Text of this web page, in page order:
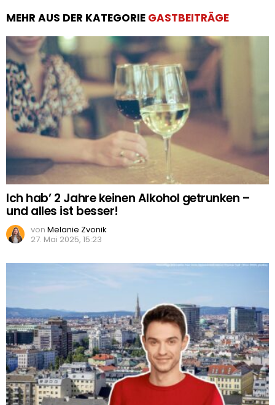
MEHR AUS DER KATEGORIE GASTBEITRÄGE
Ich hab’ 2 Jahre keinen Alkohol getrunken –
und alles ist besser!
von Melanie Zvonik
27. Mai 2025, 15:23